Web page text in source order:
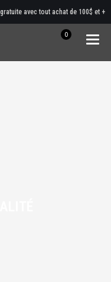
avec tout achat de 100$ et +
0